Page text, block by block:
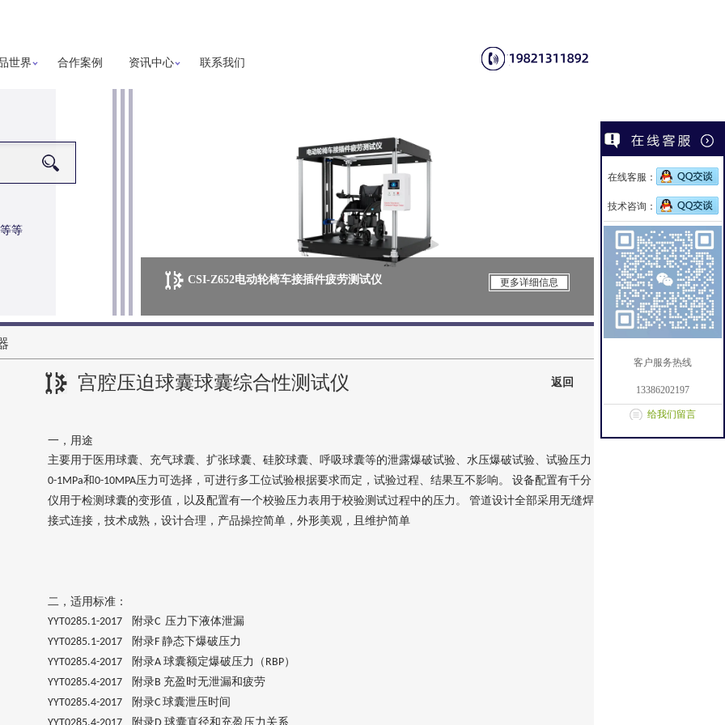
世界 合作案例 资讯中心 联系我们
等
CSI-Z652电动轮椅车接插件疲劳测试仪 更多详细信息 CSI-Z650电动
宫腔压迫球囊球囊综合性测试仪 返回
一，用途
主要用于医用球囊、充气球囊、扩张球囊、硅胶球囊、呼吸球囊等的泄露爆破试验、水压爆破试验、试验压力
0-1MPa和0-10MPA压力可选择 ，可进行多工位试验根据要求而定 ，试验过程、结果互不影响。
设备配置有千分
仪用于检测球囊的变形值，以及配置有一个校验压力表用于校验测试过程中的压力 。
管道设计全部采用无缝焊
接式连接，技术成熟，设计合理，产品操控简单，外形美观，且维护简单
二， 适用标准：
YYT0285.1-2017
附录C 压力下液体泄漏
YYT0285.1-2017
附录F 静态下爆破压力
YYT0285.4-2017
附录A 球囊额定爆破压力（ RBP）
YYT0285.4-2017
附录B 充盈时无泄漏和疲劳
YYT0285.4-2017
附录C 球囊泄压时间
附录 球囊直径和充盈压力关系
在线客服：
技术咨询：
客户服务热线
13386202197
给我们留言